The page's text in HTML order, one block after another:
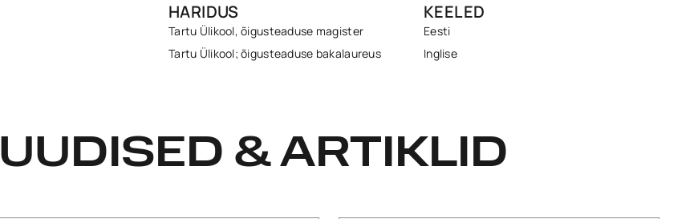
HARIDUS
Tartu Ülikool, õigusteaduse magister
Tartu Ülikool; õigusteaduse bakalaureus
KEELED
Eesti
Inglise
UUDISED & ARTIKLID